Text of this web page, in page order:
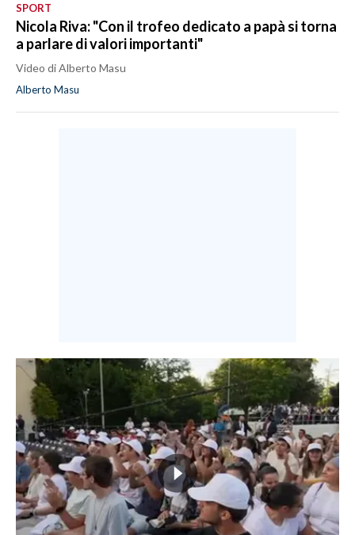
SPORT
Nicola Riva: "Con il trofeo dedicato a papà si torna
a parlare di valori importanti"
Video di Alberto Masu
Alberto Masu